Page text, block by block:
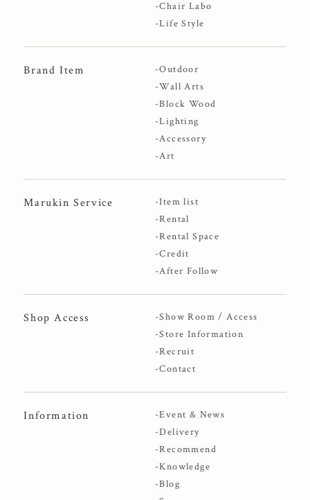
-Chair Labo
-Life Style
Brand Item
-Outdoor
-Wall Arts
-Block Wood
-Lighting
-Accessory
-Art
Marukin Service
-Item list
-Rental
-Rental Space
-Credit
-After Follow
Shop Access
-Show Room / Access
-Store Information
-Recruit
-Contact
Information
-Event & News
-Delivery
-Recommend
-Knowledge
-Blog